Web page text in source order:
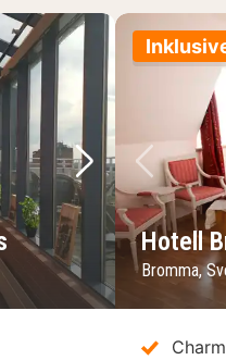
Nästa bild
Hotell
Bromma,